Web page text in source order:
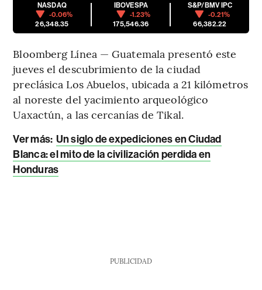
NASDAQ
-0.06%
26,348.35
IBOVESPA
-1.23%
175,546.36
S&P/BMV IPC
-0.21%
66,382.22
Bloomberg Línea — Guatemala presentó este
jueves el descubrimiento de la ciudad
preclásica Los Abuelos, ubicada a 21 kilómetros
al noreste del yacimiento arqueológico
Uaxactún, a las cercanías de Tikal.
Ver más: Un siglo de expediciones en Ciudad
Blanca: el mito de la civilización perdida en
Honduras
PUBLICIDAD